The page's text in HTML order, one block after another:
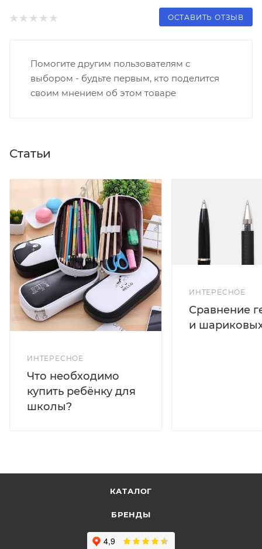
ОСТАВИТЬ ОТЗЫВ
Помогите другим пользователям с
выбором - будьте первым, кто поделится
своим мнением об этом товаре
Статьи
ИНТЕРЕСНОЕ
Что необходимо
купить ребёнку для
школы?
ИНТЕРЕСНОЕ
Сравнение
и
КАТАЛОГ
БРЕНДЫ